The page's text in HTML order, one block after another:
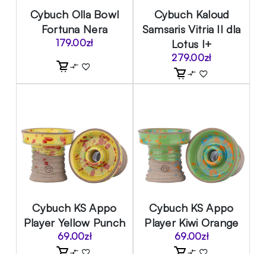
Cybuch Olla Bowl
Fortuna Nera
179.00zł
Cybuch Kaloud
Samsaris Vitria II dla
Lotus I+
279.00zł
Cybuch KS Appo
Player Yellow Punch
69.00zł
Cybuch KS Appo
Player Kiwi Orange
69.00zł